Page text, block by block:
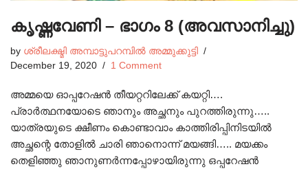
കൃഷ്ണവേണി – ഭാഗം 8 (അവസാനിച്ചു)
by ശ്രീലക്ഷ്മി അമ്പാട്ടുപറമ്പിൽ അമ്മുക്കുട്ടി
December 19, 2020
1 Comment
അമ്മയെ ഓപ്പറേഷൻ തീയറ്ററിലേക്ക് കയറ്റി….
പ്രാർത്ഥനയോടെ ഞാനും അച്ഛനും പുറത്തിരുന്നു…..
യാത്രയുടെ ക്ഷീണം കൊണ്ടാവാം കാത്തിരിപ്പിനിടയിൽ
അച്ഛന്റെ തോളിൽ ചാരി ഞാനൊന്ന് മയങ്ങി….. മയക്കം
തെളിഞ്ഞു ഞാനുണർന്നപ്പോഴായിരുന്നു ഒപ്പറേഷൻ